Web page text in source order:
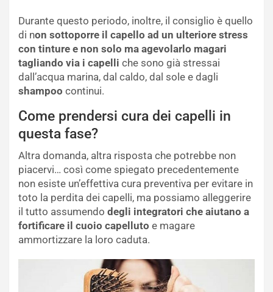
Durante questo periodo, inoltre, il consiglio è quello
di non sottoporre il capello ad un ulteriore stress
con tinture e non solo ma agevolarlo magari
tagliando via i capelli che sono già stressai
dall’acqua marina, dal caldo, dal sole e dagli
shampoo continui.
Come prendersi cura dei capelli in
questa fase?
Altra domanda, altra risposta che potrebbe non
piacervi… così come spiegato precedentemente
non esiste un’effettiva cura preventiva per evitare in
toto la perdita dei capelli, ma possiamo alleggerire
il tutto assumendo degli integratori che aiutano a
fortificare il cuoio capelluto e magare
ammortizzare la loro caduta.